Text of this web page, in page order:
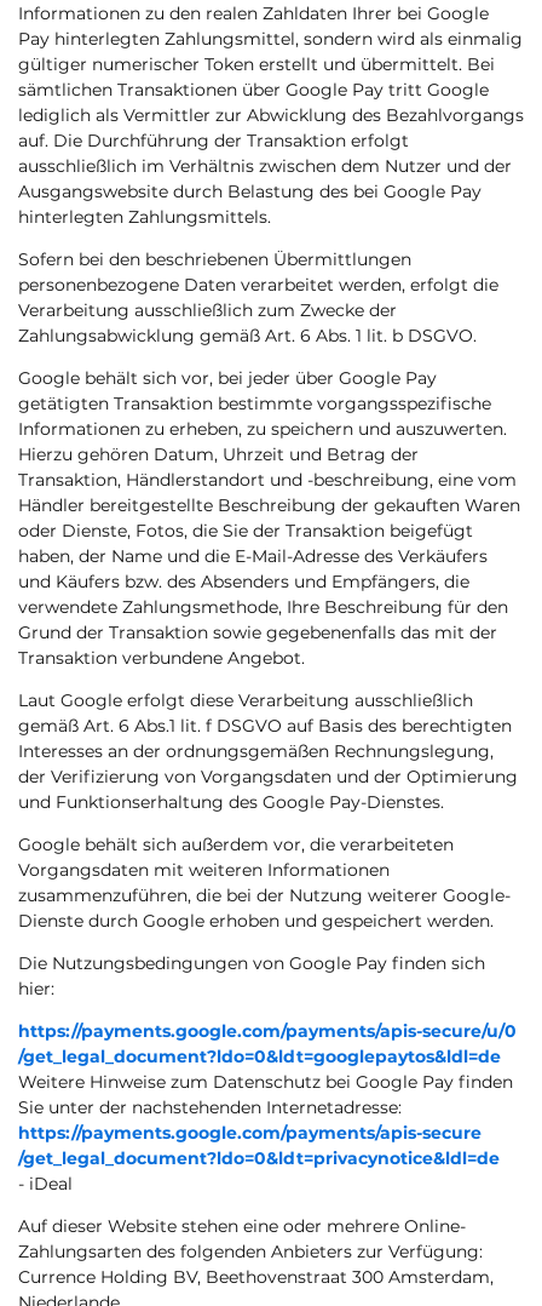
Informationen zu den realen Zahldaten Ihrer bei Google
Pay hinterlegten Zahlungsmittel, sondern wird als einmalig
gültiger numerischer Token erstellt und übermittelt. Bei
sämtlichen Transaktionen über Google Pay tritt Google
lediglich als Vermittler zur Abwicklung des Bezahlvorgangs
auf. Die Durchführung der Transaktion erfolgt
ausschließlich im Verhältnis zwischen dem Nutzer und der
Ausgangswebsite durch Belastung des bei Google Pay
hinterlegten Zahlungsmittels.
Sofern bei den beschriebenen Übermittlungen
personenbezogene Daten verarbeitet werden, erfolgt die
Verarbeitung ausschließlich zum Zwecke der
Zahlungsabwicklung gemäß Art. 6 Abs. 1 lit. b DSGVO.
Google behält sich vor, bei jeder über Google Pay
getätigten Transaktion bestimmte vorgangsspezifische
Informationen zu erheben, zu speichern und auszuwerten.
Hierzu gehören Datum, Uhrzeit und Betrag der
Transaktion, Händlerstandort und -beschreibung, eine vom
Händler bereitgestellte Beschreibung der gekauften Waren
oder Dienste, Fotos, die Sie der Transaktion beigefügt
haben, der Name und die E-Mail-Adresse des Verkäufers
und Käufers bzw. des Absenders und Empfängers, die
verwendete Zahlungsmethode, Ihre Beschreibung für den
Grund der Transaktion sowie gegebenenfalls das mit der
Transaktion verbundene Angebot.
Laut Google erfolgt diese Verarbeitung ausschließlich
gemäß Art. 6 Abs.1 lit. f DSGVO auf Basis des berechtigten
Interesses an der ordnungsgemäßen Rechnungslegung,
der Verifizierung von Vorgangsdaten und der Optimierung
und Funktionserhaltung des Google Pay-Dienstes.
Google behält sich außerdem vor, die verarbeiteten
Vorgangsdaten mit weiteren Informationen
zusammenzuführen, die bei der Nutzung weiterer Google-
Dienste durch Google erhoben und gespeichert werden.
Die Nutzungsbedingungen von Google Pay finden sich
hier:
https://payments.google.com/payments/apis-secure/u/0
/get_legal_document?ldo=0&ldt=googlepaytos&ldl=de
Weitere Hinweise zum Datenschutz bei Google Pay finden
Sie unter der nachstehenden Internetadresse:
https://payments.google.com/payments/apis-secure
/get_legal_document?ldo=0&ldt=privacynotice&ldl=de
- iDeal
Auf dieser Website stehen eine oder mehrere Online-
Zahlungsarten des folgenden Anbieters zur Verfügung:
Currence Holding BV, Beethovenstraat 300 Amsterdam,